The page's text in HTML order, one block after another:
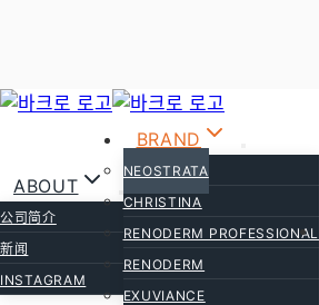
跳
容ABOUT
公司简介
新闻
INSTAGRAM
BRAND
NEOSTRATA
CHRISTINA
RENODERM PROFESSIONAL
RENODERM
EXUVIANCE